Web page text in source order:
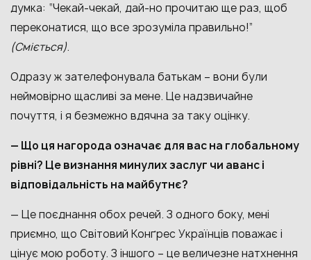
думка: “Чекай-чекай, дай-но прочитаю ще раз, щоб
переконатися, що все зрозуміла правильно!”
(Сміється).
Одразу ж зателефонувала батькам – вони були
неймовірно щасливі за мене. Це надзвичайне
почуття, і я безмежно вдячна за таку оцінку.
— Що ця нагорода означає для вас на глобальному
рівні? Це визнання минулих заслуг чи аванс і
відповідальність на майбутнє?
— Це поєднання обох речей. З одного боку, мені
приємно, що Світовий Конґрес Українців поважає і
цінує мою роботу. З іншого – це величезне натхнення